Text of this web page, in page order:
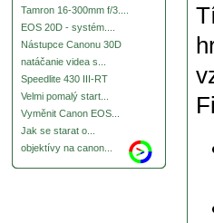
Tamron 16-300mm f/3....
EOS 20D - systém....
Nástupce Canonu 30D
natáčanie videa s...
Speedlite 430 III-RT
Velmi pomalý start...
Vyměnit Canon EOS...
Jak se starat o...
objektívy na canon...